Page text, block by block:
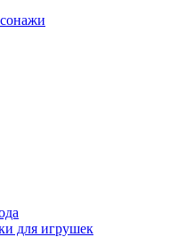
для игрушек